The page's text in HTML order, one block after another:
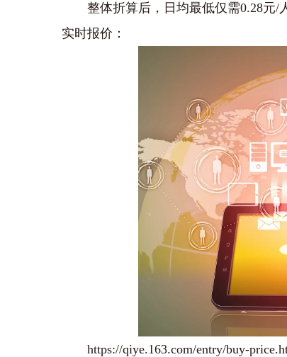
整体折算后，日均最低仅需0.28元
实时报价：
https://qiye.163.com/entry/buy-